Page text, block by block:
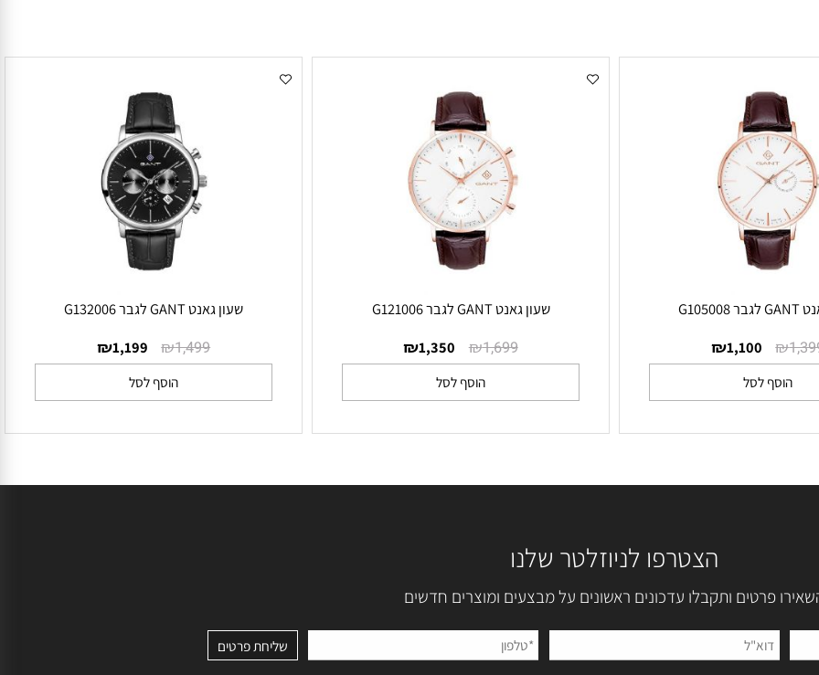
₪1,100
לסל
שעון גאנט GANT לגבר G121006
₪1,699
₪1,350
הוסף לסל
שעון גאנט GANT לגבר G132006
₪1,499
₪1,199
הוסף לסל
פרטים ותקבלו עדכונים ראשונים על מבצעים ומוצרים חדשים